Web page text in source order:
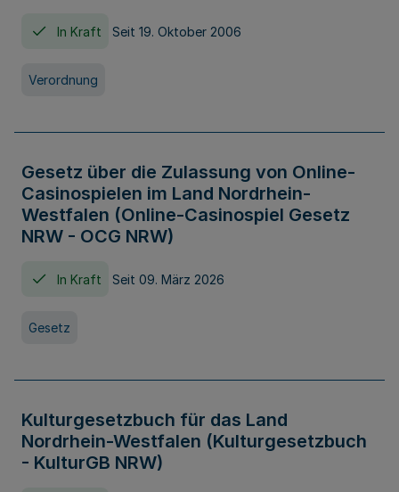
In Kraft Seit 19. Oktober 2006
Verordnung
Gesetz über die Zulassung von Online-
Casinospielen im Land Nordrhein-
Westfalen (Online-Casinospiel Gesetz
NRW - OCG NRW)
In Kraft Seit 09. März 2026
Gesetz
Kulturgesetzbuch für das Land
Nordrhein-Westfalen (Kulturgesetzbuch
- KulturGB NRW)